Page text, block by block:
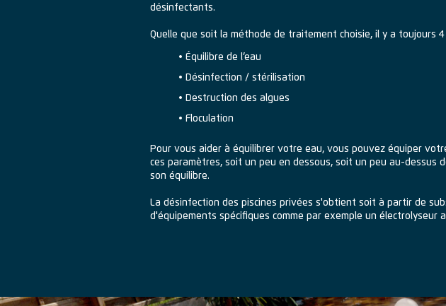
désinfectants.
Quelle que soit la méthode de traitement choisie, il y a toujours
• Équilibre de l’eau
• Désinfection / stérilisation
• Destruction des algues
• Floculation
Pour vous aider à équilibrer votre eau, vous pouvez équiper
ces paramètres, soit un peu en dessous, soit un peu au-dessus
son équilibre.
La désinfection des piscines privées s'obtient soit à partir de
d'équipements spécifiques comme par exemple un électrolyseur